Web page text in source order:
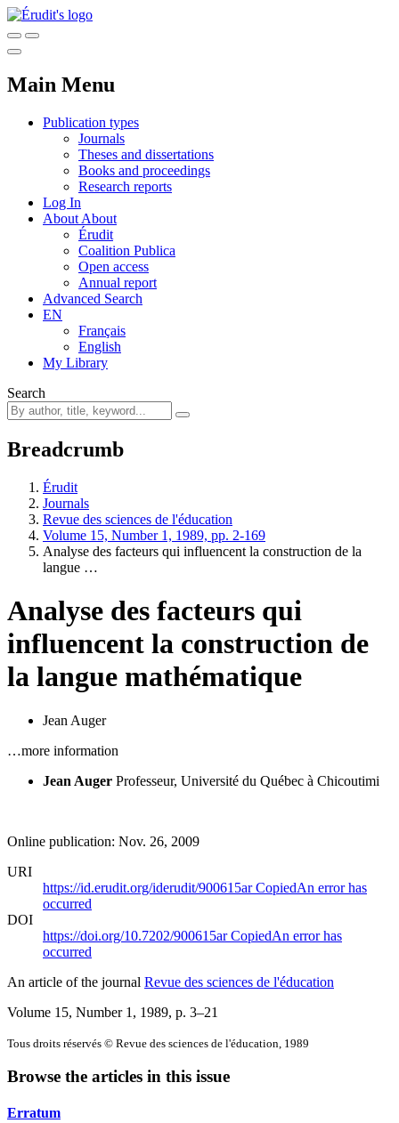
Main Menu
Publication types
Journals
Theses and dissertations
Books and proceedings
Research reports
Log In
About About
Érudit
Coalition Publica
Open access
Annual report
Advanced Search
EN
Français
English
My Library
Search
Breadcrumb
Érudit
Journals
Revue des sciences de l'éducation
Volume 15, Number 1, 1989, pp. 2-169
Analyse des facteurs qui influencent la construction de la
langue …
Analyse des facteurs qui
influencent la construction de
la langue mathématique
Jean Auger
…more information
Jean Auger Professeur, Université du Québec à Chicoutimi
Online publication: Nov. 26, 2009
URI
https://id.erudit.org/iderudit/900615arCopiedAn error has
occurred
DOI
https://doi.org/10.7202/900615arCopiedAn error has
occurred
An article of the journal Revue des sciences de l'éducation
Volume 15, Number 1, 1989, p. 3–21
Tous droits réservés © Revue des sciences de l'éducation, 1989
Browse the articles in this issue
Erratum